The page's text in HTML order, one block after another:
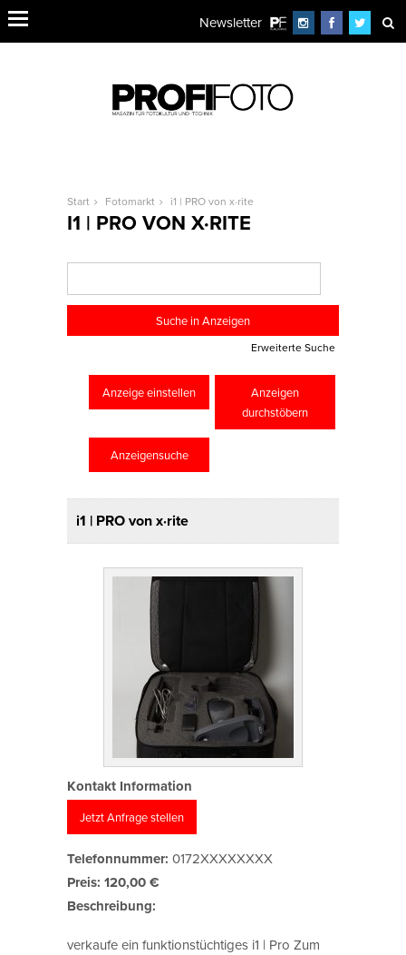
Newsletter
Start Fotomarkt i1 | PRO von x·rite
I1 | PRO VON X·RITE
Erweiterte Suche
Anzeige einstellen
Anzeigen
durchstöbern
Anzeigensuche
i1 | PRO von x·rite
Kontakt Information
Jetzt Anfrage stellen
Telefonnummer: 0172XXXXXXXX
Preis: 120,00 €
Beschreibung:
verkaufe ein funktionstüchtiges i1 | Pro Zum